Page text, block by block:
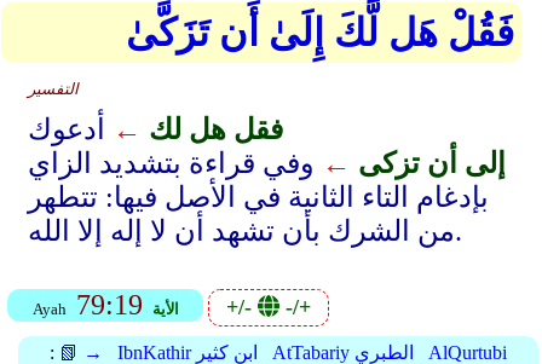
فَقُلْ هَل لَّكَ إِلَىٰ أَن تَزَكَّىٰ
التفسير
فقل هل لك ←
أدعوك
إلى أن تزكى ← وفي قراءة بتشديد الزاي
بإدغام التاء الثانية في الأصل فيها: تتطهر
من الشرك بأن تشهد أن لا إله إلا الله.
Ayah 79:19 الأية +/- -/+
: 📗 → IbnKathir ابن كثير AtTabariy الطبري
AlQurtubi